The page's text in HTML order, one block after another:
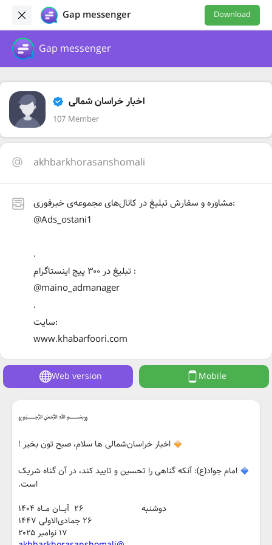
Gap messenger Download
Gap messenger
اخبار خراسان شمالی
107 Member
akhbarkhorasanshomali
مشاوره و سفارش تبلیغ در کانال‌های مجموعه‌ی خبرفوری:
@Ads_ostani1
.
تبلیغ در ۳۰۰ پیج اینستاگرام :
@maino_admanager
.
سایت:
www.khabarfoori.com
Web version Mobile
«﷽»
اخبار خراسان‌شمالی ها سلام، صبح تون بخیر !
امام جواد(ع): آنکه گناهی را تحسین و تایید کند، در آن گناه شریک
است.
دوشنبه ۲۶ آبـــان مــاه ۱۴۰۴